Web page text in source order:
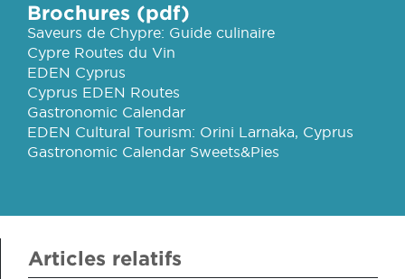
Brochures (pdf)
Saveurs de Chypre: Guide culinaire
Cypre Routes du Vin
EDEN Cyprus
Cyprus EDEN Routes
Gastronomic Calendar
EDEN Cultural Tourism: Orini Larnaka, Cyprus
Gastronomic Calendar Sweets&Pies
Articles relatifs